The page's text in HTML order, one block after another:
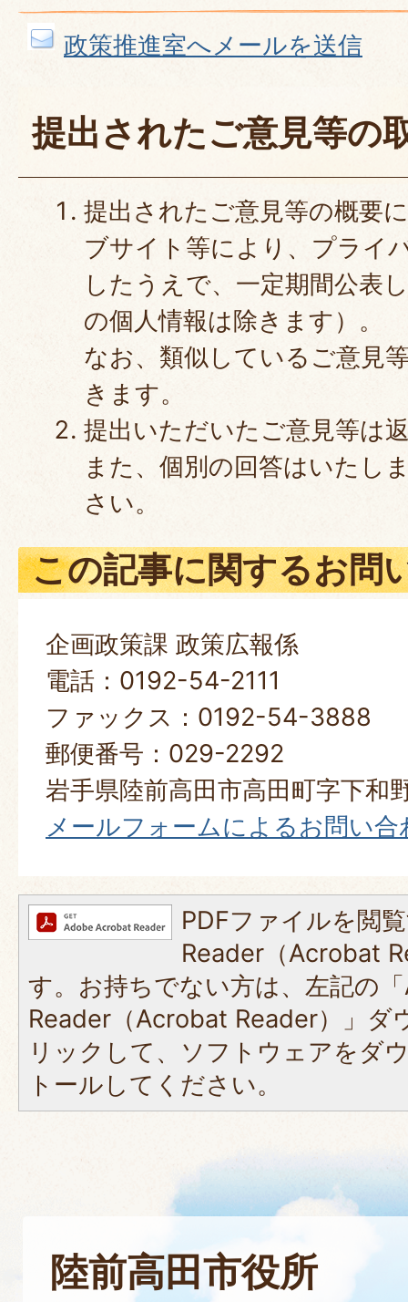
政策推進室へメールを送信
提出されたご意見等の
提出されたご意見等の概要
ブサイト等により、プライ
したうえで、一定期間公表
の個人情報は除きます）。
なお、類似しているご意見
きます。
提出いただいたご意見等は
また、個別の回答はいたし
さい。
この記事に関するお問
企画政策課 政策広報係
電話：0192-54-2111
ファックス：0192-54-3888
郵便番号：029-2292
岩手県陸前高田市高田町字下和
メールフォームによるお問い合
PDFファイルを閲
Reader（Acrobat
す。お持ちでない方は、左記の
Reader（Acrobat Reader）」ダ
リックして、ソフトウェアをダ
トールしてください。
陸前高田市役所